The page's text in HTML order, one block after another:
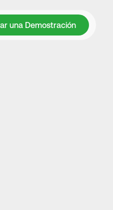
una Demostración
Demostración